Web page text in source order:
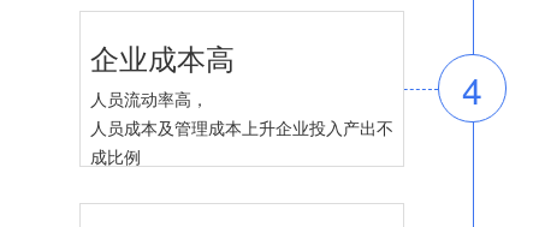
企业成本高
人员流动率高，
人员成本及管理成本上升企业投入产出不
成比例
4